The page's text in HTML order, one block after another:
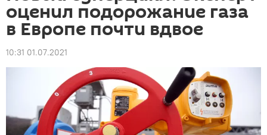
оценил подорожание газа
в Европе почти вдвое
10:31 01.07.2021